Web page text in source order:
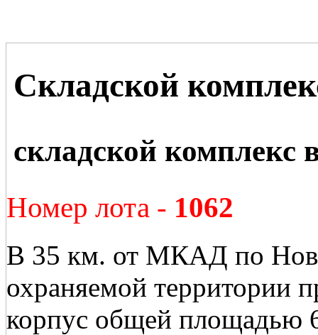
Складской
складской комплекс
Номер лота - 1062
В 35 км. от МКАД по
охраняемой территории
корпус общей площадью